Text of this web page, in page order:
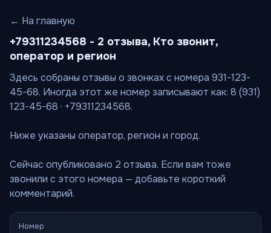
← На главную
+79311234568 - 2 отзыва, Кто звонит,
оператор и регион
Здесь собраны отзывы о звонках с номера 931-123-
45-68. Иногда этот же номер записывают как: 8 (931)
123-45-68 · +79311234568.
Ниже указаны оператор, регион и город.
Сейчас опубликовано 2 отзыва. Если вам тоже
звонили с этого номера — добавьте короткий
комментарий.
Номер